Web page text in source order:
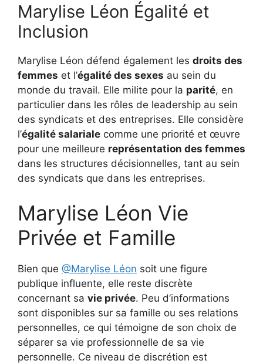
Marylise Léon Égalité et
Inclusion
Marylise Léon défend également les droits des
femmes et l’égalité des sexes au sein du
monde du travail. Elle milite pour la parité, en
particulier dans les rôles de leadership au sein
des syndicats et des entreprises. Elle considère
l’égalité salariale comme une priorité et œuvre
pour une meilleure représentation des femmes
dans les structures décisionnelles, tant au sein
des syndicats que dans les entreprises.
Marylise Léon Vie
Privée et Famille
Bien que @Marylise Léon soit une figure
publique influente, elle reste discrète
concernant sa vie privée. Peu d’informations
sont disponibles sur sa famille ou ses relations
personnelles, ce qui témoigne de son choix de
séparer sa vie professionnelle de sa vie
personnelle. Ce niveau de discrétion est